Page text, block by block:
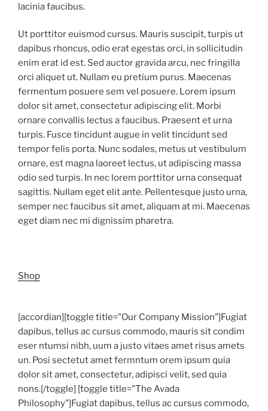
lacinia faucibus.
Ut porttitor euismod cursus. Mauris suscipit, turpis ut
dapibus rhoncus, odio erat egestas orci, in sollicitudin
enim erat id est. Sed auctor gravida arcu, nec fringilla
orci aliquet ut. Nullam eu pretium purus. Maecenas
fermentum posuere sem vel posuere. Lorem ipsum
dolor sit amet, consectetur adipiscing elit. Morbi
ornare convallis lectus a faucibus. Praesent et urna
turpis. Fusce tincidunt augue in velit tincidunt sed
tempor felis porta. Nunc sodales, metus ut vestibulum
ornare, est magna laoreet lectus, ut adipiscing massa
odio sed turpis. In nec lorem porttitor urna consequat
sagittis. Nullam eget elit ante. Pellentesque justo urna,
semper nec faucibus sit amet, aliquam at mi. Maecenas
eget diam nec mi dignissim pharetra.
Shop
[accordian][toggle title="Our Company Mission"]Fugiat
dapibus, tellus ac cursus commodo, mauris sit condim
eser ntumsi nibh, uum a justo vitaes amet risus amets
un. Posi sectetut amet fermntum orem ipsum quia
dolor sit amet, consectetur, adipisci velit, sed quia
nons.[/toggle] [toggle title="The Avada
Philosophy"]Fugiat dapibus, tellus ac cursus commodo,